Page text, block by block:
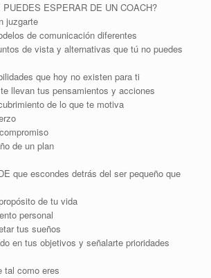
PUEDES ESPERAR DE UN COACH?
juzgarte
de comunicación diferentes
de vista y alternativas que tú no puedes
que hoy no existen para ti
llevan tus pensamientos y acciones
de lo que te motiva
de un plan
que escondes detrás del ser pequeño que
de tu vida
personal
tus sueños
en tus objetivos y señalarte prioridades
tal como eres